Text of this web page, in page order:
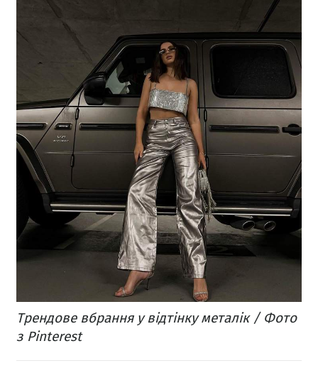
Трендове вбрання у відтінку металік / Фото
з Pinterest